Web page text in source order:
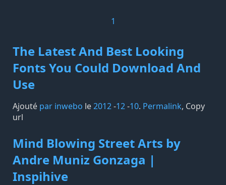
1
The Latest And Best Looking
Fonts You Could Download And
Use
Ajouté par inwebo le2012-12-10. Permalink, Copy
url
Mind Blowing Street Arts by
Andre Muniz Gonzaga |
Inspihive